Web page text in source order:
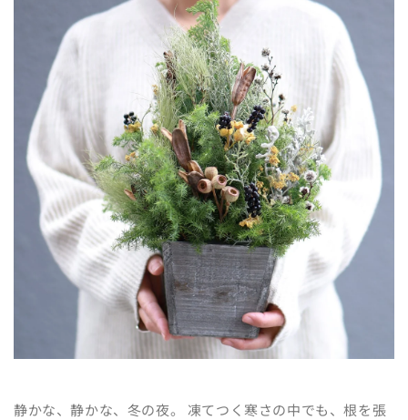
静かな、静かな、冬の夜。 凍てつく寒さの中でも、根を張